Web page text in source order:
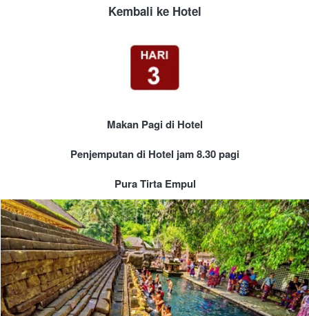
Kembali ke Hotel
Makan Pagi di Hotel
Penjemputan di Hotel jam 8.30 pagi
Pura Tirta Empul